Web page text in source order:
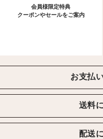
会員様限定特典
クーポンやセールをご案内
お支払
送料
配送